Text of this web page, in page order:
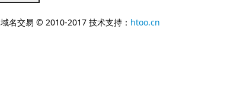
域名交易 © 2010-2017 技术支持： htoo.cn